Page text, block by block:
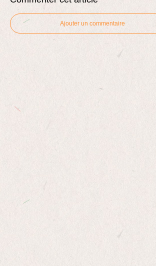
Ajouter un commentaire